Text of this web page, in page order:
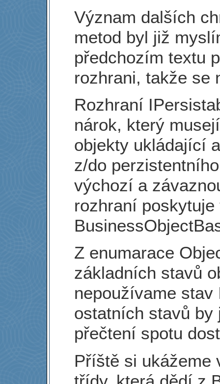
Význam dalších
metod byl již
předchozím textu
rozhrani, takže se
Rozhraní
nárok, který
objekty ukládající
z/do
výchozí a
rozhraní poskytuje
Z enumarace
základních stavů
nepoužívame
ostatních stavů by
přečtení spotu
Příště si ukážeme